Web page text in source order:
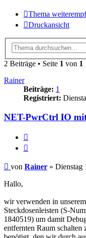
Thema
Druckansicht
2 Beiträge • Seite 1 von 1
Rainer
Beiträge: 1
Registriert:
NET-PwrCtrl IO
Beitrag
von Rainer » Dienstag
Hallo,
wir verwenden in
Steckdosenleisten (S-
1840519) um damit
entfernten Raum